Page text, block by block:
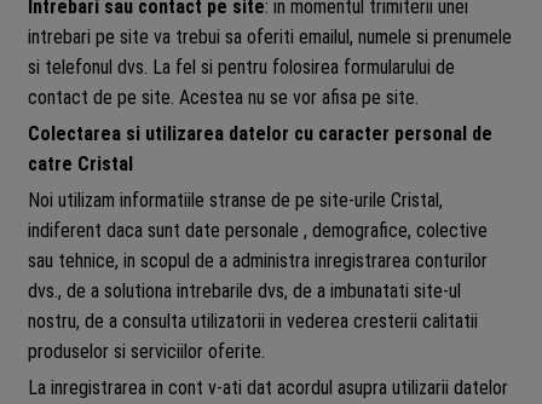
Intrebari sau contact pe site: in momentul trimiterii unei
intrebari pe site va trebui sa oferiti emailul, numele si prenumele
si telefonul dvs. La fel si pentru folosirea formularului de
contact de pe site. Acestea nu se vor afisa pe site.
Colectarea si utilizarea datelor cu caracter personal de
catre Cristal
Noi utilizam informatiile stranse de pe site-urile Cristal,
indiferent daca sunt date personale , demografice, colective
sau tehnice, in scopul de a administra inregistrarea conturilor
dvs., de a solutiona intrebarile dvs, de a imbunatati site-ul
nostru, de a consulta utilizatorii in vederea cresterii calitatii
produselor si serviciilor oferite.
La inregistrarea in cont v-ati dat acordul asupra utilizarii datelor